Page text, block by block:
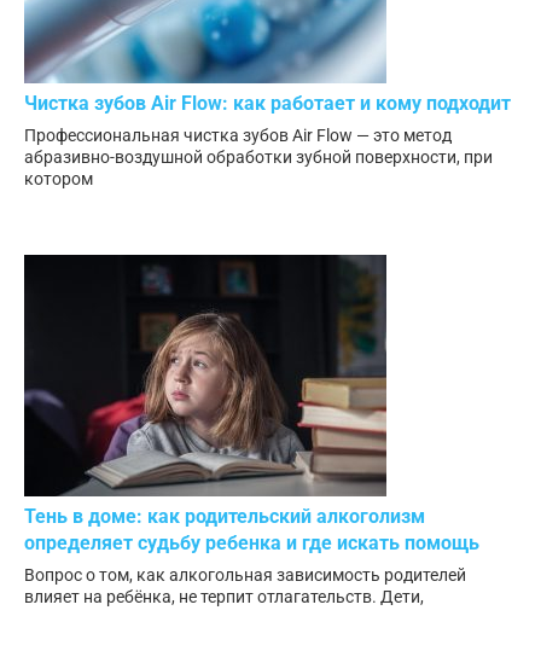
Чистка зубов Air Flow: как работает и кому подходит
Профессиональная чистка зубов Air Flow — это метод
абразивно-воздушной обработки зубной поверхности, при
котором
Тень в доме: как родительский алкоголизм
определяет судьбу ребенка и где искать помощь
Вопрос о том, как алкогольная зависимость родителей
влияет на ребёнка, не терпит отлагательств. Дети,